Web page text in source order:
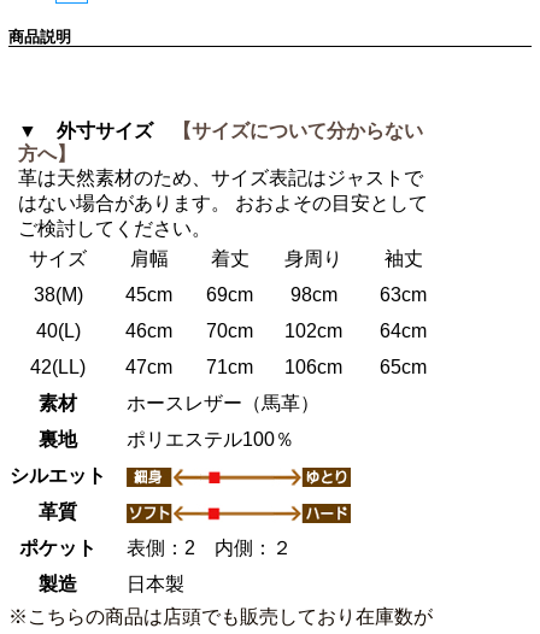
商品説明
▼ 外寸サイズ
【サイズについて分からない
方へ】
革は天然素材のため、サイズ表記はジャストで
はない場合があります。 おおよその目安として
ご検討してください。
サイズ
肩幅 着丈 身周り
袖丈
38(M)
45cm 69cm 98cm
63cm
40(L)
46cm 70cm 102cm
64cm
42(LL)
47cm 71cm 106cm
65cm
素材
ホースレザー（馬革）
裏地
ポリエステル100％
シルエット
革質
ポケット
表側：2 内側：２
製造
日本製
※こちらの商品は店頭でも販売しており在庫数が